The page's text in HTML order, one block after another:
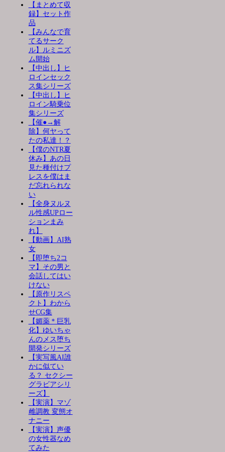
【まとめて収
録】セット作
品
【みんなで育
てるサーク
ル】ルミニズ
ム開始
【中出し】ヒ
ロインセック
ス集シリーズ
【中出し】ヒ
ロイン騎乗位
集シリーズ
【催●→解
除】何ヤって
たの私達！？
【僕のNTR夏
休み】あの日
見た種付けプ
レスを僕はま
だ忘れられな
い
【全身ヌルヌ
ル性感UPロー
ションまみ
れ】
【動画】AI熟
女
【即堕ち2コ
マ】その男と
会話してはい
けない
【原作リスペ
クト】わから
せCG集
【媚薬＊巨乳
化】ゆいちゃ
んのメス堕ち
開発シリーズ
【実写風AI誰
かに似てい
る？ セクシー
グラビアシリ
ーズ】
【実演】マゾ
雌調教 変態オ
ナニー
【実演】声優
の女性器なめ
てみた